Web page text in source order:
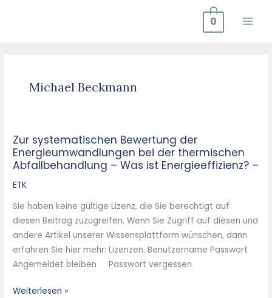
0
Michael Beckmann
Zur systematischen Bewertung der
Energieumwandlungen bei der thermischen
Abfallbehandlung – Was ist Energieeffizienz? –
ETK
Sie haben keine gültige Lizenz, die Sie berechtigt auf
diesen Beitrag zuzugreifen. Wenn Sie Zugriff auf diesen und
andere Artikel unserer Wissensplattform wünschen, dann
erfahren Sie hier mehr: Lizenzen. Benutzername Passwort
Angemeldet bleiben Passwort vergessen
Zur
systematischen
Bewertung
der
bei
der
thermischen
Abfallbehandlung
–
Was
Weiterlesen »